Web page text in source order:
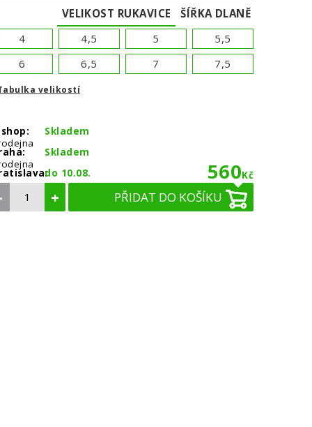
VELIKOST RUKAVICE
ŠÍŘKA DLANĚ
4
4,5 5
5,5
6
6,5 7 7,5
velikostí
shop:
Skladem
Skladem
do 10.08. 560Kč
+ PŘIDAT DO KOŠÍKU